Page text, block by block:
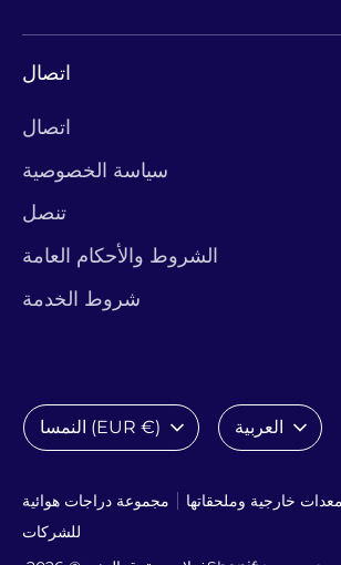
اتصال
اتصال
سياسة الخصوصية
تنصل
الشروط والأحكام العامة
شروط الخدمة
مجموعة دراجات هوائية معدات خارجية وملحقاتها
للشركات
عملة النمسا (EUR €) لغةالعربية